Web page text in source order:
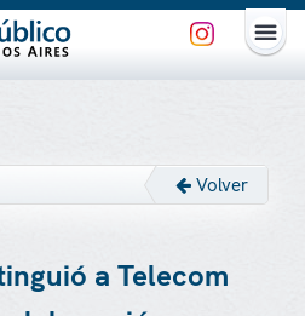
Volver
a Telecom